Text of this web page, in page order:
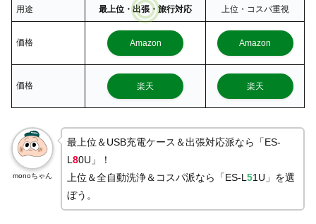
用途 最上位・出張・旅行対応 上位・コスパ重視
価格 Amazon Amazon
価格 楽天 楽天
monoちゃん
最上位＆USB充電ケース＆出張対応派なら「ES-
L 80U」！
上位＆全自動洗浄＆コスパ派なら「ES-L 51U」を選
ぼう。